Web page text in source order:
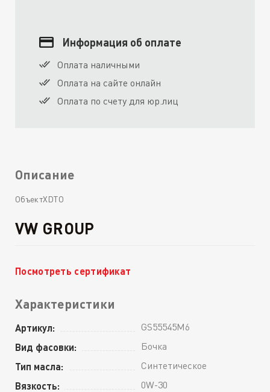
Информация об оплате
Оплата наличными
Оплата на сайте онлайн
Оплата по счету для юр.лиц
Описание
ОбъектXDTO
VW GROUP
Посмотреть сертификат
Характеристики
Артикул: GS55545M6
Вид фасовки: Бочка
Тип масла: Синтетическое
Вязкость: 0W-30